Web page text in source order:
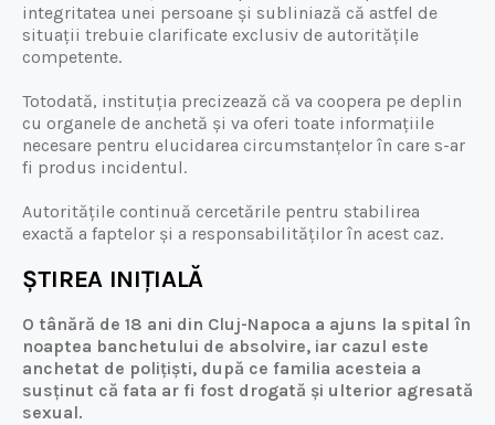
integritatea unei persoane și subliniază că astfel de
situații trebuie clarificate exclusiv de autoritățile
competente.
Totodată, instituția precizează că va coopera pe deplin
cu organele de anchetă și va oferi toate informațiile
necesare pentru elucidarea circumstanțelor în care s-ar
fi produs incidentul.
Autoritățile continuă cercetările pentru stabilirea
exactă a faptelor și a responsabilităților în acest caz.
ȘTIREA INIȚIALĂ
O tânără de 18 ani din Cluj-Napoca a ajuns la spital în
noaptea banchetului de absolvire, iar cazul este
anchetat de polițiști, după ce familia acesteia a
susținut că fata ar fi fost drogată și ulterior agresată
sexual.